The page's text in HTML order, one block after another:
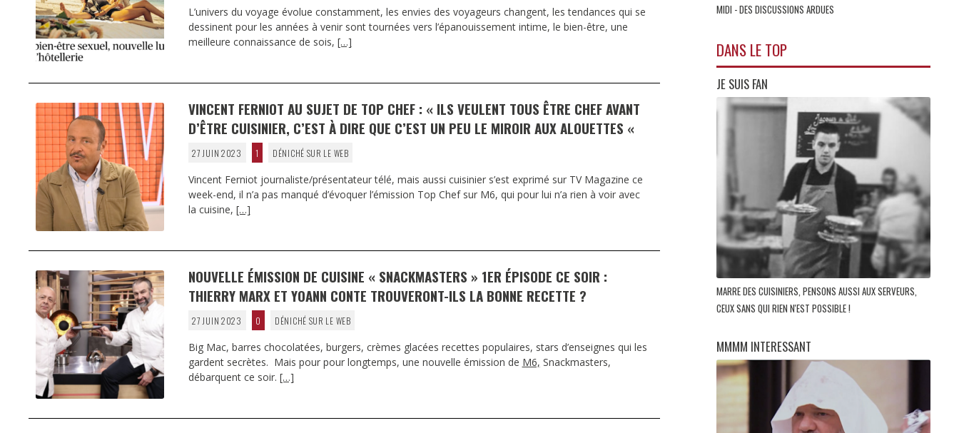
L’univers du voyage évolue constamment, les envies des voyageurs changent, les tendances qui se
dessinent pour les années à venir sont tournées vers l’épanouissement intime, le bien-être, une
meilleure connaissance de sois, […]
VINCENT FERNIOT AU SUJET DE TOP CHEF : « ILS VEULENT TOUS ÊTRE CHEF AVANT
D’ÊTRE CUISINIER, C’EST À DIRE QUE C’EST UN PEU LE MIROIR AUX ALOUETTES «
27 JUIN 2023 1 DÉNICHÉ SUR LE WEB
Vincent Ferniot journaliste/présentateur télé, mais aussi cuisinier s’est exprimé sur TV Magazine ce
week-end, il n’a pas manqué d’évoquer l’émission Top Chef sur M6, qui pour lui n’a rien à voir avec
la cuisine, […]
NOUVELLE ÉMISSION DE CUISINE « SNACKMASTERS » 1ER ÉPISODE CE SOIR :
THIERRY MARX ET YOANN CONTE TROUVERONT-ILS LA BONNE RECETTE ?
27 JUIN 2023 0 DÉNICHÉ SUR LE WEB
Big Mac, barres chocolatées, burgers, crèmes glacées recettes populaires, stars d’enseignes qui les
gardent secrètes. Mais pour pour longtemps, une nouvelle émission de M6, Snackmasters,
débarquent ce soir. […]
MIDI - DES DISCUSSIONS ARDUES
DANS LE TOP
JE SUIS FAN
MARRE DES CUISINIERS, PENSONS AUSSI AUX SERVEURS,
CEUX SANS QUI RIEN N'EST POSSIBLE !
MMMM INTERESSANT